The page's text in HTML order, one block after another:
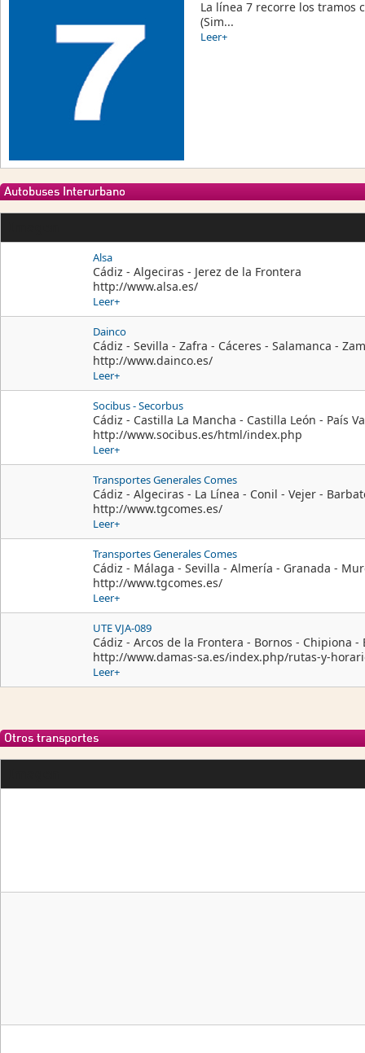
La línea 7 recorre los tramos
(Sim...
Leer+
Autobuses Interurbano
Alsa
Cádiz - Algeciras - Jerez de la Frontera
http://www.alsa.es/
Leer+
Dainco
Cádiz - Sevilla - Zafra - Cáceres - Salamanca -
http://www.dainco.es/
Leer+
Socibus - Secorbus
Cádiz - Castilla La Mancha - Castilla León - País
http://www.socibus.es/html/index.php
Leer+
Transportes Generales Comes
Cádiz - Algeciras - La Línea - Conil - Vejer -
http://www.tgcomes.es/
Leer+
Transportes Generales Comes
Cádiz - Málaga - Sevilla - Almería - Granada -
http://www.tgcomes.es/
Leer+
UTE VJA-089
Cádiz - Arcos de la Frontera - Bornos - Chipiona
http://www.damas-sa.es/index.php/rutas-y-
Leer+
Otros transportes